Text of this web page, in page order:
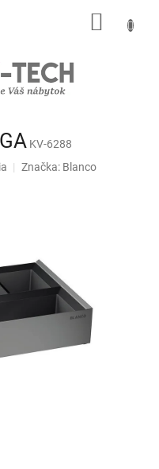
KV-6288
Značka: Blanco